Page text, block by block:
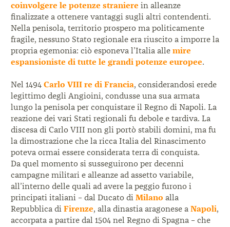
coinvolgere le potenze straniere in alleanze
finalizzate a ottenere vantaggi sugli altri contendenti.
Nella penisola, territorio prospero ma politicamente
fragile, nessuno Stato regionale era riuscito a imporre la
propria egemonia: ciò esponeva l’Italia alle mire
espansioniste di tutte le grandi potenze europee.
Nel 1494 Carlo VIII re di Francia, considerandosi erede
legittimo degli Angioini, condusse una sua armata
lungo la penisola per conquistare il Regno di Napoli. La
reazione dei vari Stati regionali fu debole e tardiva. La
discesa di Carlo VIII non gli portò stabili domini, ma fu
la dimostrazione che la ricca Italia del Rinascimento
poteva ormai essere considerata terra di conquista.
Da quel momento si susseguirono per decenni
campagne militari e alleanze ad assetto variabile,
all’interno delle quali ad avere la peggio furono i
principati italiani – dal Ducato di Milano alla
Repubblica di Firenze, alla dinastia aragonese a Napoli,
accorpata a partire dal 1504 nel Regno di Spagna – che